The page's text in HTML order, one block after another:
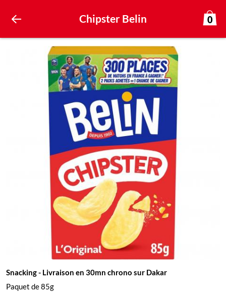
Chipster Belin 0
Snacking- Livraison en 30mn chrono sur Dakar
Paquet de 85g